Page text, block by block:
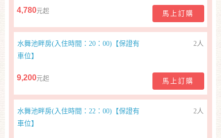
4,780元起 馬上訂購
水舞池畔房(入住時間：20：00)【保證有
車位】
2人
9,200元起 馬上訂購
水舞池畔房(入住時間：22：00)【保證有
車位】
2人